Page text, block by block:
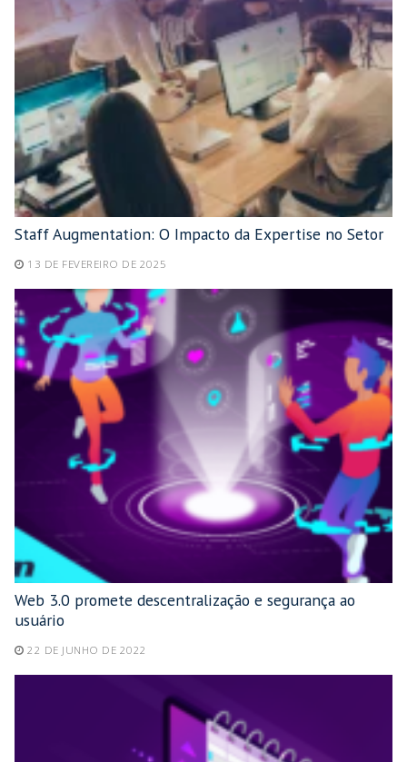
Staff Augmentation: O Impacto da Expertise no Setor
13 DE FEVEREIRO DE 2025
Web 3.0 promete descentralização e segurança ao
usuário
22 DE JUNHO DE 2022